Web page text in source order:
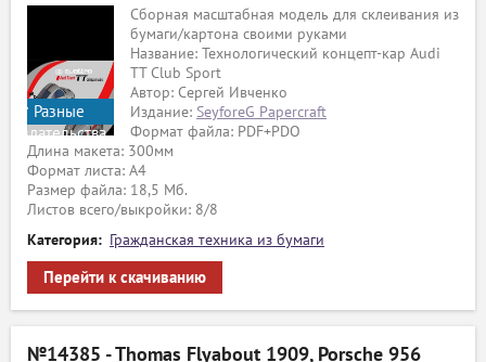
Разные
издательства
Сборная масштабная модель для склеивания из
бумаги/картона своими руками
Название: Технологический концепт-кар Audi
TT Club Sport
Автор: Сергей Ивченко
Издание: SeyforeG Papercraft
Формат файла: PDF+PDO
Длина макета: 300мм
Формат листа: А4
Размер файла: 18,5 Мб.
Листов всего/выкройки: 8/8
Категория: Гражданская техника из бумаги
Перейти к скачиванию
№14385 - Thomas Flyabout 1909, Porsche 956